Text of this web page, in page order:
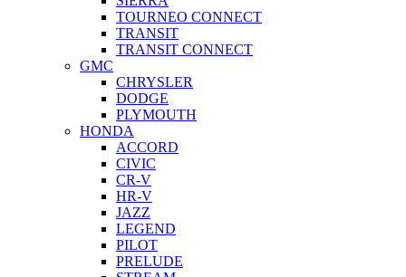
TOURNEO CONNECT
TRANSIT
TRANSIT CONNECT
GMC
CHRYSLER
DODGE
PLYMOUTH
HONDA
ACCORD
CIVIC
CR-V
HR-V
JAZZ
LEGEND
PILOT
PRELUDE